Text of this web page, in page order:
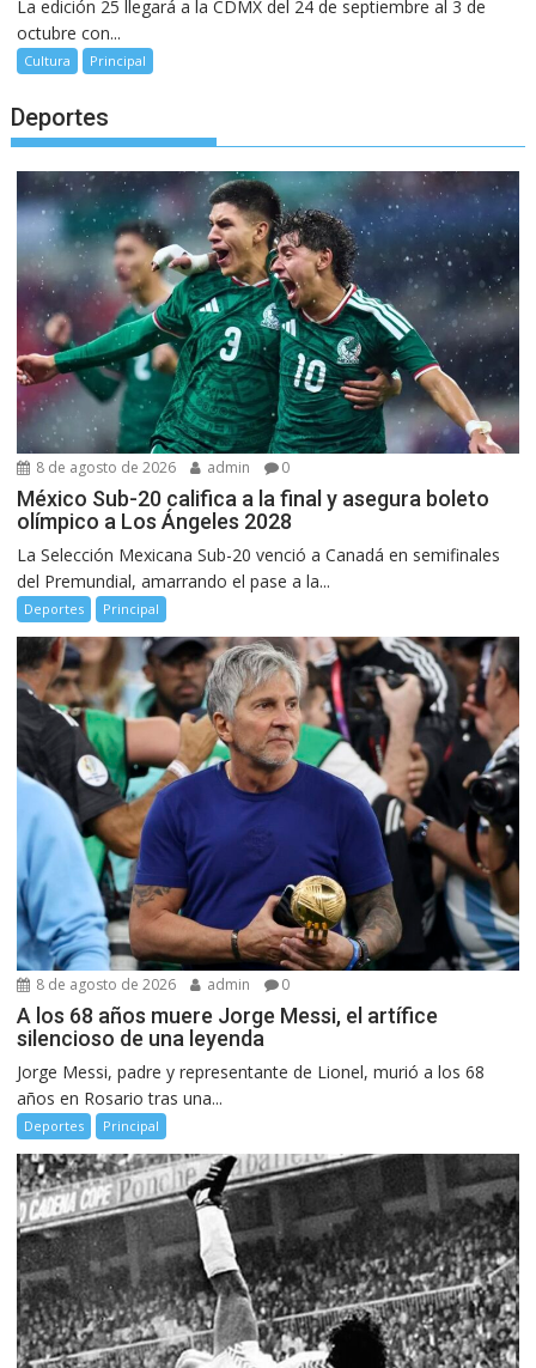
La edición 25 llegará a la CDMX del 24 de septiembre al 3 de
octubre con...
Cultura Principal
Deportes
8 de agosto de 2026 admin 0
México Sub-20 califica a la final y asegura boleto
olímpico a Los Ángeles 2028
La Selección Mexicana Sub-20 venció a Canadá en semifinales
del Premundial, amarrando el pase a la...
Deportes Principal
8 de agosto de 2026 admin 0
A los 68 años muere Jorge Messi, el artífice
silencioso de una leyenda
Jorge Messi, padre y representante de Lionel, murió a los 68
años en Rosario tras una...
Deportes Principal